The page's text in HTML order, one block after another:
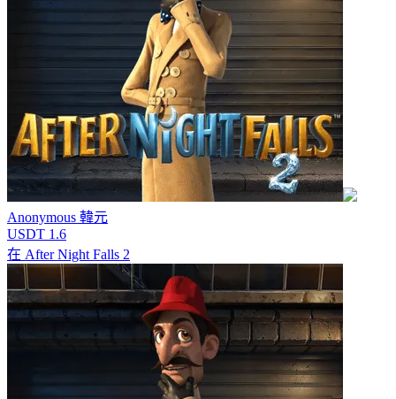
Anonymous 韓元
USDT 1.6
在 After Night Falls 2